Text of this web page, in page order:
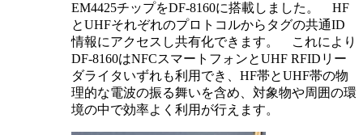
EM4425チップをDF-8160に搭載しました。 HF
とUHFそれぞれのプロトコルからタグの共通ID
情報にアクセスし共有化できます。 これにより
DF-8160はNFCスマートフォンとUHF RFIDリー
ダライタいずれも利用でき、HF帯とUHF帯の物
理的な電波の振る舞いを含め、対象物や周囲の環
境の中で効率よく利用が行えます。